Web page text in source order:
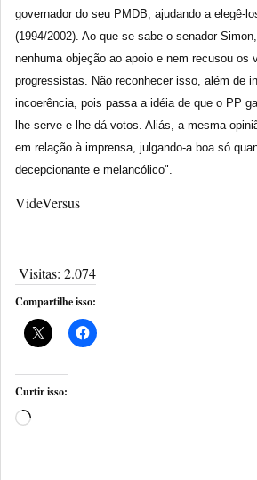
governador do seu PMDB, ajudando a elegê-
(1994/2002). Ao que se sabe o senador
nenhuma objeção ao apoio e nem recusou os
progressistas. Não reconhecer isso, além de
incoerência, pois passa a idéia de que o PP
lhe serve e lhe dá votos. Aliás, a mesma
em relação à imprensa, julgando-a boa só
decepcionante e melancólico".
VideVersus
Visitas: 2.074
Compartilhe isso:
Curtir isso: